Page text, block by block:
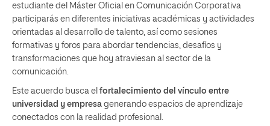
estudiante del Máster Oficial en Comunicación Corporativa
participarás en diferentes iniciativas académicas y actividades
orientadas al desarrollo de talento, así como sesiones
formativas y foros para abordar tendencias, desafíos y
transformaciones que hoy atraviesan al sector de la
comunicación.
Este acuerdo busca el fortalecimiento del vínculo entre
universidad y empresa generando espacios de aprendizaje
conectados con la realidad profesional.